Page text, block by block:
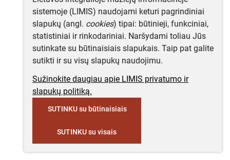
sistemoje (LIMIS) naudojami keturi pagrindiniai
slapukų (angl. cookies) tipai: būtinieji, funkciniai,
statistiniai ir rinkodariniai. Naršydami toliau Jūs
sutinkate su būtinaisiais slapukais. Taip pat galite
sutikti ir su visų slapukų naudojimu.
Sužinokite daugiau apie LIMIS privatumo ir
slapukų politiką.
SUTINKU su būtinaisiais
SUTINKU su visais